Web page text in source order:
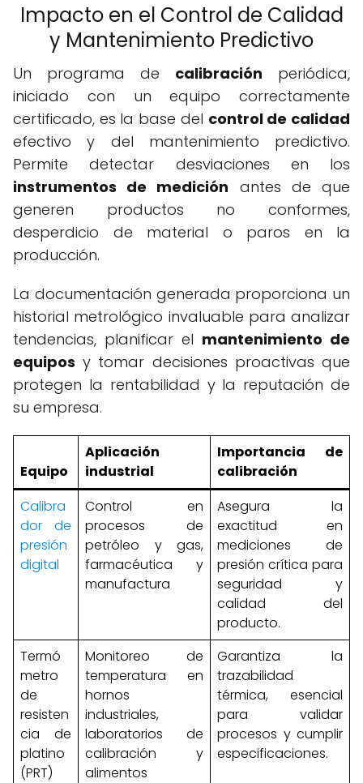
Impacto en el Control de Calidad
y Mantenimiento Predictivo
Un programa de calibración periódica,
iniciado con un equipo correctamente
certificado, es la base del control de calidad
efectivo y del mantenimiento predictivo.
Permite detectar desviaciones en los
instrumentos de medición antes de que
generen productos no conformes,
desperdicio de material o paros en la
producción.
La documentación generada proporciona un
historial metrológico invaluable para analizar
tendencias, planificar el mantenimiento de
equipos y tomar decisiones proactivas que
protegen la rentabilidad y la reputación de
su empresa.
Equipo
Aplicación
industrial
Importancia de
calibración
Calibra
dor de
presión
digital
Control en
procesos de
petróleo y gas,
farmacéutica y
manufactura
Asegura la
exactitud en
mediciones de
presión crítica para
seguridad y
calidad del
producto.
Termó
metro
de
resisten
cia de
platino
(PRT)
Monitoreo de
temperatura en
hornos
industriales,
laboratorios de
calibración y
alimentos
Garantiza la
trazabilidad
térmica, esencial
para validar
procesos y cumplir
especificaciones.